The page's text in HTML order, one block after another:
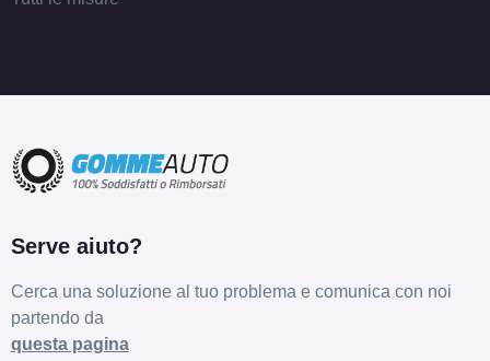
Serve aiuto?
Cerca una soluzione al tuo problema e comunica con noi
partendo da
questa pagina